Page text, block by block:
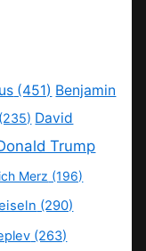
(451) Benjamin
(235) David
Trump
Merz (196)
(290)
(263)